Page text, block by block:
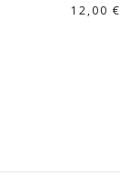
12,00€